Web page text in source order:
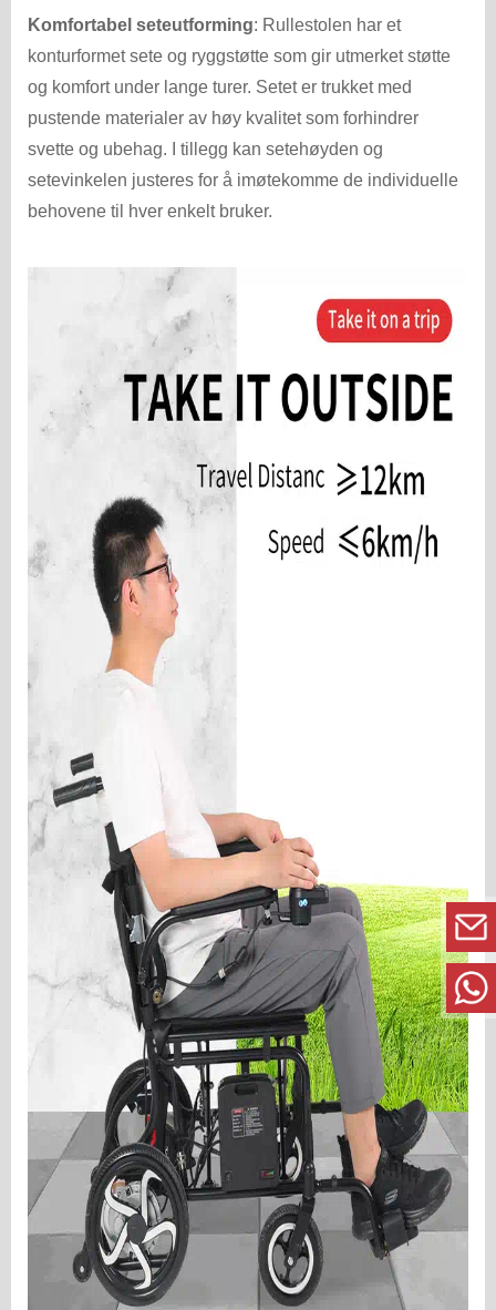
Komfortabel seteutforming: Rullestolen har et
konturformet sete og ryggstøtte som gir utmerket støtte
og komfort under lange turer. Setet er trukket med
pustende materialer av høy kvalitet som forhindrer
svette og ubehag. I tillegg kan setehøyden og
setevinkelen justeres for å imøtekomme de individuelle
behovene til hver enkelt bruker.